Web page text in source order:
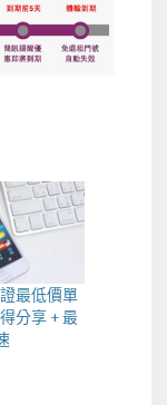
最低價單
分享 + 最